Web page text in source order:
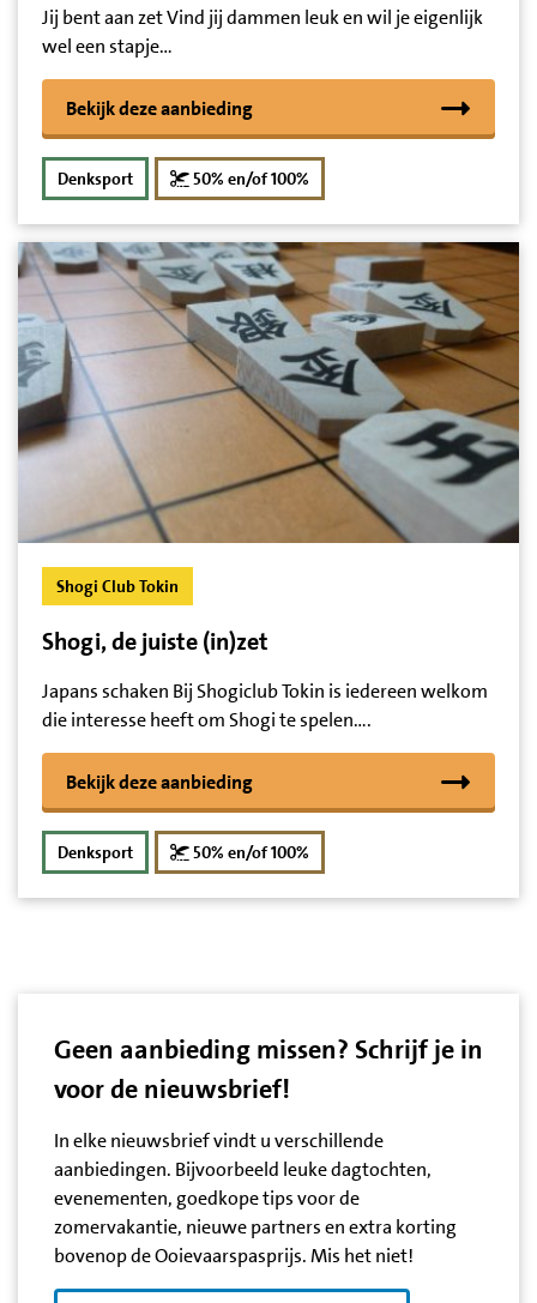
Jij bent aan zet Vind jij dammen leuk en wil je eigenlijk
wel een stapje…
Bekijk deze aanbieding
Denksport 50% en/of 100%
Shogi Club Tokin
Shogi, de juiste (in)zet
Japans schaken Bij Shogiclub Tokin is iedereen welkom
die interesse heeft om Shogi te spelen….
Bekijk deze aanbieding
Denksport 50% en/of 100%
Geen aanbieding missen? Schrijf je in
voor de nieuwsbrief!
In elke nieuwsbrief vindt u verschillende
aanbiedingen. Bijvoorbeeld leuke dagtochten,
evenementen, goedkope tips voor de
zomervakantie, nieuwe partners en extra korting
bovenop de Ooievaarspasprijs. Mis het niet!